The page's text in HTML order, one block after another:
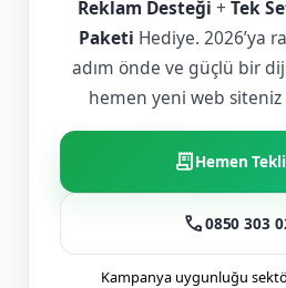
Reklam Desteği + Tek
Paketi Hediye. 2026’ya
adım önde ve güçlü bir
hemen yeni web siteniz
receipt_longHemen
call0850 303
Kampanya uygunluğu